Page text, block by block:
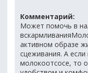
Комментарий:
Может помочь в
активном образе
сцеживания. А
молокоотсосе, то